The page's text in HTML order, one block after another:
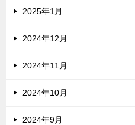
2025年1月
2024年12月
2024年11月
2024年10月
2024年9月